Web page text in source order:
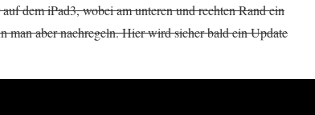
dem iPad3, wobei am unteren und rechten Rand ein
aber nachregeln. Hier wird sicher bald ein Update